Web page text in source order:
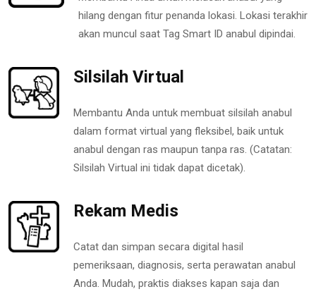
hilang dengan fitur penanda lokasi. Lokasi terakhir
akan muncul saat Tag Smart ID anabul dipindai.
Silsilah Virtual
Membantu Anda untuk membuat silsilah anabul
dalam format virtual yang fleksibel, baik untuk
anabul dengan ras maupun tanpa ras. (Catatan:
Silsilah Virtual ini tidak dapat dicetak).
Rekam Medis
Catat dan simpan secara digital hasil
pemeriksaan, diagnosis, serta perawatan anabul
Anda. Mudah, praktis diakses kapan saja dan